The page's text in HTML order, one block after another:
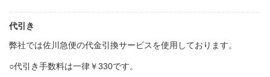
代引き
弊社では佐川急便の代金引換サービスを使用しております。
○代引き手数料は一律￥330です。